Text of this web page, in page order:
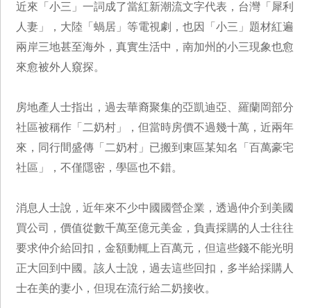
近來「小三」一詞成了當紅新潮流文字代表，台灣「犀利
人妻」，大陸「蝸居」等電視劇，也因「小三」題材紅遍
兩岸三地甚至海外，真實生活中，南加州的小三現象也愈
來愈被外人窺探。
房地產人士指出，過去華裔聚集的亞凱迪亞、羅蘭岡部分
社區被稱作「二奶村」，但當時房價不過幾十萬，近兩年
來，同行間盛傳「二奶村」已搬到東區某知名「百萬豪宅
社區」，不僅隱密，學區也不錯。
消息人士說，近年來不少中國國營企業，透過仲介到美國
買公司，價值從數千萬至億元美金，負責採購的人士往往
要求仲介給回扣，金額動輒上百萬元，但這些錢不能光明
正大回到中國。該人士說，過去這些回扣，多半給採購人
士在美的妻小，但現在流行給二奶接收。